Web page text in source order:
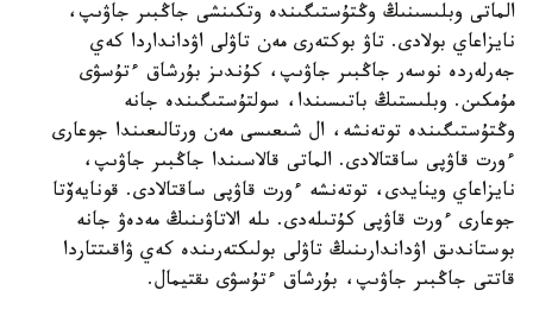
الماتى وبلىسىنىڭ وڭتۇستىگىندە وتكىنشى جاڭبىر جاۋىپ،
نايزاعاي بولادى. تاۋ بوكتەرى مەن تاۋلى اۋدانداردا كەي
جەرلەردە نوسەر جاڭبىر جاۋىپ، كۇندىز بۇرشاق ءتۇسۋى
مۇمكىن. وبلىستىڭ باتىسىندا، سولتۇستىگىندە جانە
وڭتۇستىگىندە توتەنشە، ال شىعىسى مەن ورتالىعىندا جوعارى
ءورت قاۋپى ساقتالادى. الماتى قالاسىندا جاڭبىر جاۋىپ،
نايزاعاي وينايدى، توتەنشە ءورت قاۋپى ساقتالادى. قونايەۆتا
جوعارى ءورت قاۋپى كۇتىلەدى. ىلە الاتاۋىنىڭ مەدەۋ جانە
بوستاندىق اۋداندارىنىڭ تاۋلى بولىكتەرىندە كەي ۋاقىتتاردا
قاتتى جاڭبىر جاۋىپ، بۇرشاق ءتۇسۋى ىقتيمال.